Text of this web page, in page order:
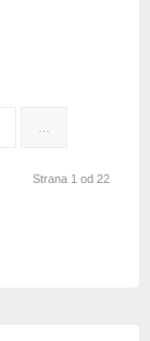
Strana 1 od 22